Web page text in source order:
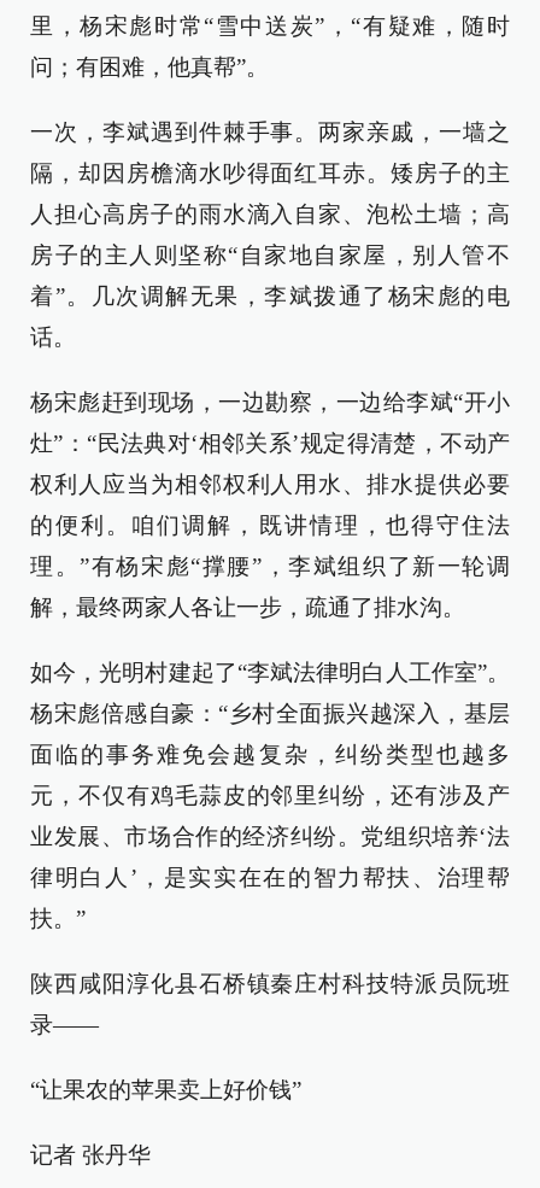
里，杨宋彪时常“雪中送炭”，“有疑难，随时
问；有困难，他真帮”。
一次，李斌遇到件棘手事。两家亲戚，一墙之
隔，却因房檐滴水吵得面红耳赤。矮房子的主
人担心高房子的雨水滴入自家、泡松土墙；高
房子的主人则坚称“自家地自家屋，别人管不
着”。几次调解无果，李斌拨通了杨宋彪的电
话。
杨宋彪赶到现场，一边勘察，一边给李斌“开小
灶”：“民法典对‘相邻关系’规定得清楚，不动产
权利人应当为相邻权利人用水、排水提供必要
的便利。咱们调解，既讲情理，也得守住法
理。”有杨宋彪“撑腰”，李斌组织了新一轮调
解，最终两家人各让一步，疏通了排水沟。
如今，光明村建起了“李斌法律明白人工作室”。
杨宋彪倍感自豪：“乡村全面振兴越深入，基层
面临的事务难免会越复杂，纠纷类型也越多
元，不仅有鸡毛蒜皮的邻里纠纷，还有涉及产
业发展、市场合作的经济纠纷。党组织培养‘法
律明白人’，是实实在在的智力帮扶、治理帮
扶。”
陕西咸阳淳化县石桥镇秦庄村科技特派员阮班
录——
“让果农的苹果卖上好价钱”
记者 张丹华